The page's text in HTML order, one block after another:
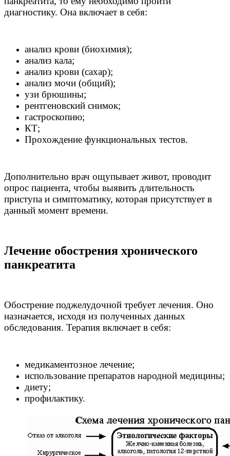
диагностику. Она включает в себя:
анализ крови (биохимия);
анализ кала;
анализ крови (сахар);
анализ мочи (общий);
узи брюшины;
рентгеновский снимок;
гастроскопию;
КТ;
Прохождение функциональных тестов.
Дополнительно врач ощупывает живот, проводит
опрос пациента, чтобы выявить длительность
приступа и симптоматику, которая присутствует в
данный момент времени.
Лечение обострения хронического
панкреатита
Обострение поджелудочной требует лечения. Оно
назначается, исходя из полученных данных
обследования. Терапия включает в себя:
медикаментозное лечение;
использование препаратов народной медицины;
диету;
профилактику.